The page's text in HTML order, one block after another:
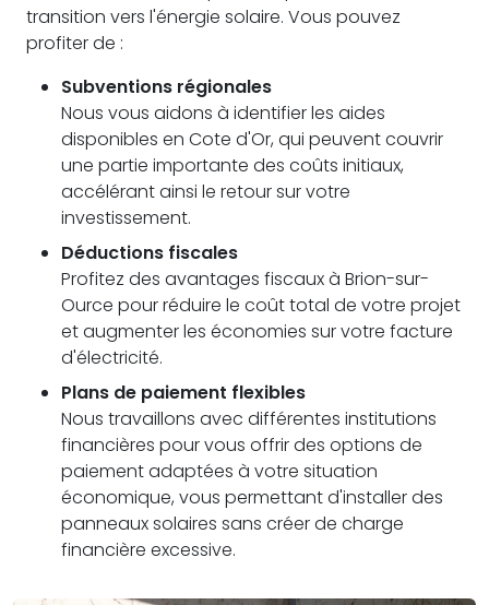
transition vers l'énergie solaire. Vous pouvez
profiter de :
Subventions régionales
Nous vous aidons à identifier les aides
disponibles en Cote d'Or, qui peuvent couvrir
une partie importante des coûts initiaux,
accélérant ainsi le retour sur votre
investissement.
Déductions fiscales
Profitez des avantages fiscaux à Brion-sur-
Ource pour réduire le coût total de votre projet
et augmenter les économies sur votre facture
d'électricité.
Plans de paiement flexibles
Nous travaillons avec différentes institutions
financières pour vous offrir des options de
paiement adaptées à votre situation
économique, vous permettant d'installer des
panneaux solaires sans créer de charge
financière excessive.